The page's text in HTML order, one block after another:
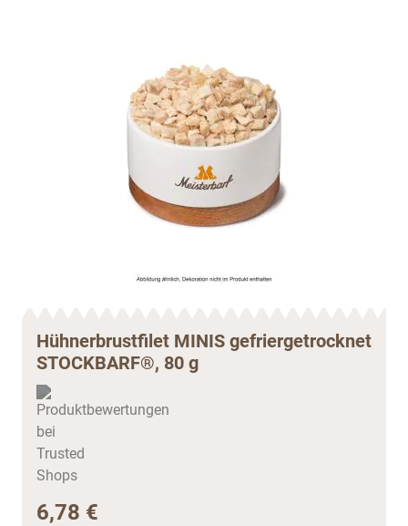
Hühnerbrustfilet MINIS gefriergetrocknet
STOCKBARF®, 80 g
6,78 €